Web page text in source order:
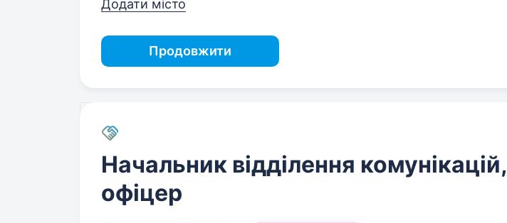
Додати місто
Продовжити
Начальник відділення комунікацій,
офіцер